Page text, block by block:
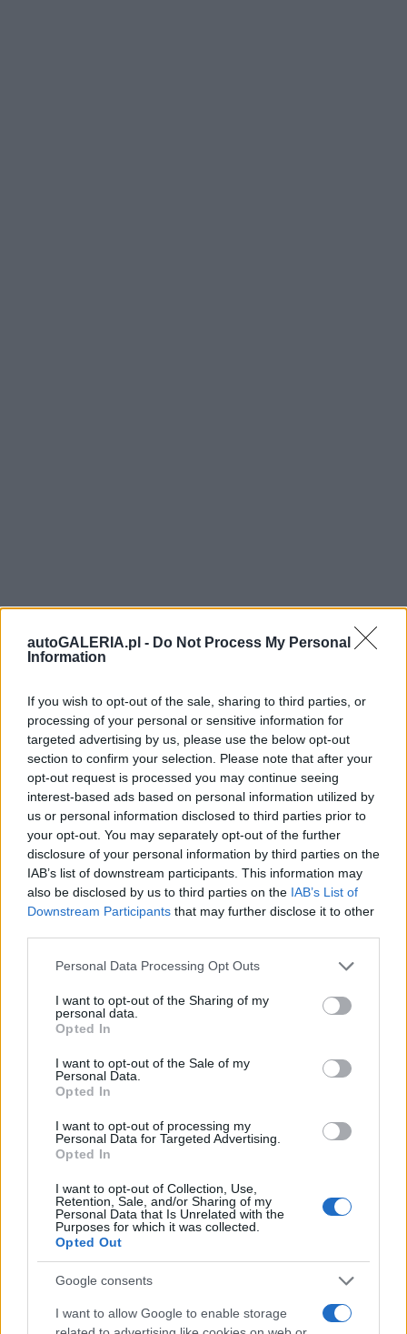
autoGALERIA.pl - Do Not Process My Personal
Information
If you wish to opt-out of the sale, sharing to third parties, or
processing of your personal or sensitive information for
targeted advertising by us, please use the below opt-out
section to confirm your selection. Please note that after your
opt-out request is processed you may continue seeing
interest-based ads based on personal information utilized by
us or personal information disclosed to third parties prior to
your opt-out. You may separately opt-out of the further
disclosure of your personal information by third parties on the
IAB’s list of downstream participants. This information may
also be disclosed by us to third parties on the IAB’s List of
Downstream Participants that may further disclose it to other
Please note that this website/app uses one or more Google
not limited to your visit or usage behaviour. You may click to
grant or deny consent to Google and its third-party tags to
use your data for below specified purposes in below Google
consent section.
Personal Data Processing Opt Outs
I want to opt-out of the Sharing of my
personal data.
Opted In
I want to opt-out of the Sale of my
Personal Data.
Opted In
I want to opt-out of processing my
Personal Data for Targeted Advertising.
Opted In
I want to opt-out of Collection, Use,
Retention, Sale, and/or Sharing of my
Personal Data that Is Unrelated with the
Purposes for which it was collected.
Opted Out
Google consents
I want to allow Google to enable storage